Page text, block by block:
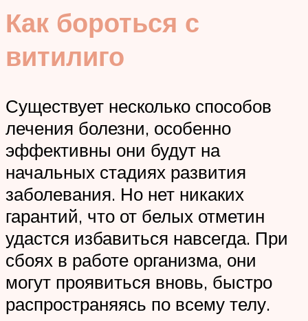
Как бороться с
витилиго
Существует несколько способов
лечения болезни, особенно
эффективны они будут на
начальных стадиях развития
заболевания. Но нет никаких
гарантий, что от белых отметин
удастся избавиться навсегда. При
сбоях в работе организма, они
могут проявиться вновь, быстро
распространяясь по всему телу.